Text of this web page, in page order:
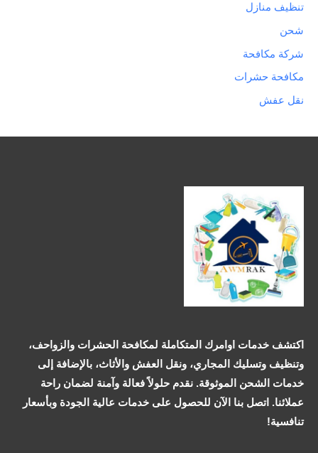
تنظيف منازل
شحن
شركة مكافحة
مكافحة حشرات
نقل عفش
اكتشف خدمات اوامرك المتكاملة لمكافحة الحشرات والزواحف،
وتنظيف وتسليك المجاري، ونقل العفش والأثاث، بالإضافة إلى
خدمات الشحن الموثوقة. نقدم حلولاً فعالة وآمنة لضمان راحة
عملائنا. اتصل بنا الآن للحصول على خدمات عالية الجودة وبأسعار
تنافسية!